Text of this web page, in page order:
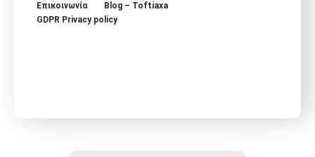
Επικοινωνία
Blog – Toftiaxa
GDPR Privacy policy